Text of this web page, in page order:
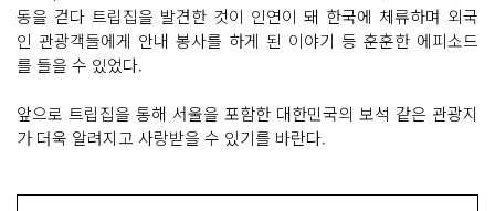
동을 걷다 트립집을 발견한 것이 인연이 돼 한국에 체류하며 외국
인 관광객들에게 안내 봉사를 하게 된 이야기 등 훈훈한 에피소드
를 들을 수 있었다.
앞으로 트립집을 통해 서울을 포함한 대한민국의 보석 같은 관광지
가 더욱 알려지고 사랑받을 수 있기를 바란다.